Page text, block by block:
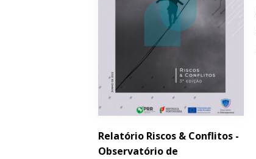
Relatório Riscos & Conflitos -
Observatório de